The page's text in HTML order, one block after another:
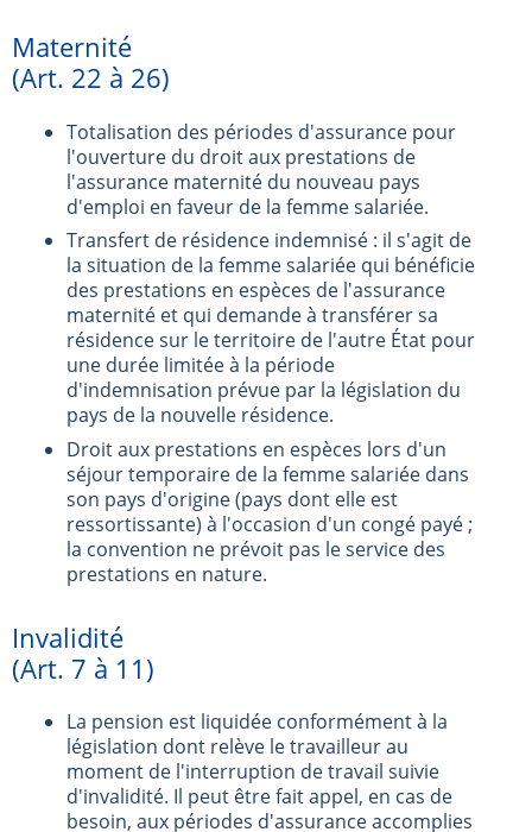
Maternité
(Art. 22 à 26)
Totalisation des périodes d'assurance pour
l'ouverture du droit aux prestations de
l'assurance maternité du nouveau pays
d'emploi en faveur de la femme salariée.
Transfert de résidence indemnisé : il s'agit de
la situation de la femme salariée qui bénéficie
des prestations en espèces de l'assurance
maternité et qui demande à transférer sa
résidence sur le territoire de l'autre État pour
une durée limitée à la période
d'indemnisation prévue par la législation du
pays de la nouvelle résidence.
Droit aux prestations en espèces lors d'un
séjour temporaire de la femme salariée dans
son pays d'origine (pays dont elle est
ressortissante) à l'occasion d'un congé payé ;
la convention ne prévoit pas le service des
prestations en nature.
Invalidité
(Art. 7 à 11)
La pension est liquidée conformément à la
législation dont relève le travailleur au
moment de l'interruption de travail suivie
d'invalidité. Il peut être fait appel, en cas de
besoin, aux périodes d'assurance accomplies